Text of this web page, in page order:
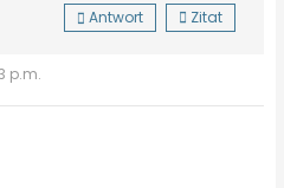
Antwort Zitat
p.m.